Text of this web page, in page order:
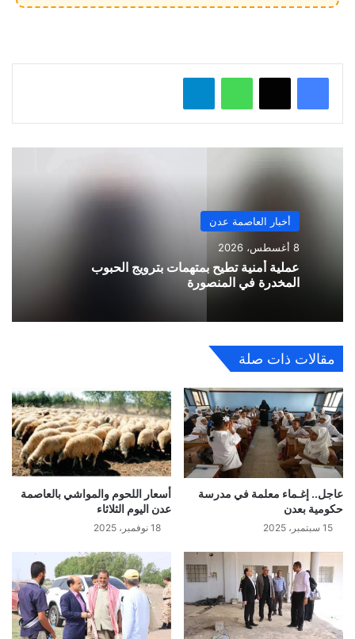
واتساب
أخبار العاصمة عدن
8 أغسطس، 2026
عملية أمنية تطيح بمتهمات بترويج الحبوب
المخدرة في المنصورة
مقالات ذات صلة
عاجل.. إغـماء معلمة في مدرسة
حكومية بعدن
15 سبتمبر، 2025
أسعار اللحوم والمواشي بالعاصمة
عدن اليوم الثلاثاء
18 نوفمبر، 2025